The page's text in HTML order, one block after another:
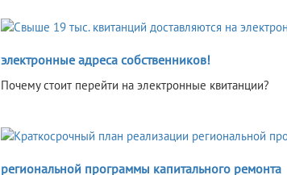
электронные адреса собственников!
Почему стоит перейти на электронные квитанции?
региональной программы капитального ремонта